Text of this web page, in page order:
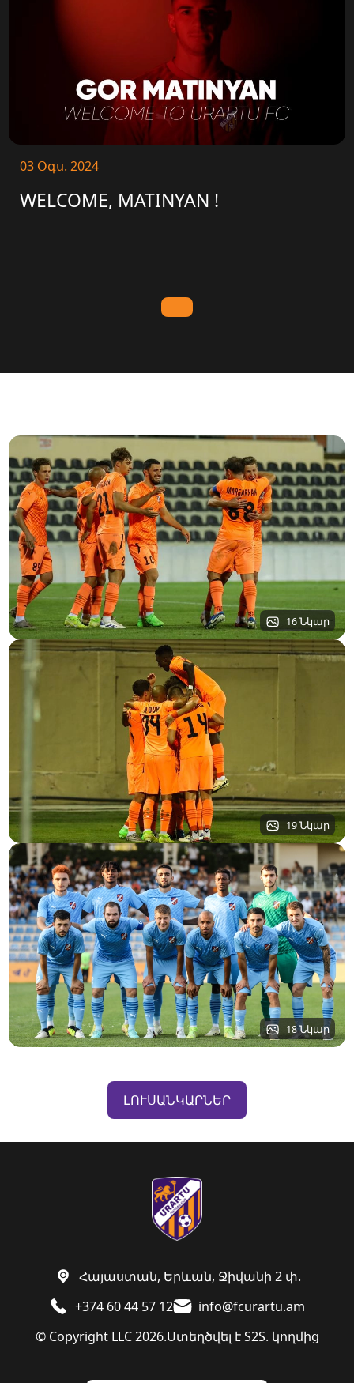
03 Օգս. 2024
WELCOME, MATINYAN !
16 Նկար
19 Նկար
18 Նկար
ԼՈՒՍԱՆԿԱՐՆԵՐ
© Copyright LLC 2026.Ստեղծվել էS2S. կողմից
+374 60 44 57 12 info@fcurartu.am
Հայաստան, Երևան, Ջիվանի 2 փ.